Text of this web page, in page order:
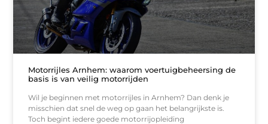
Motorrijles Arnhem: waarom voertuigbeheersing de
basis is van veilig motorrijden
Wil je beginnen met motorrijles in Arnhem? Dan denk je
misschien dat snel de weg op gaan het belangrijkste is.
Toch begint iedere goede motorrijopleiding